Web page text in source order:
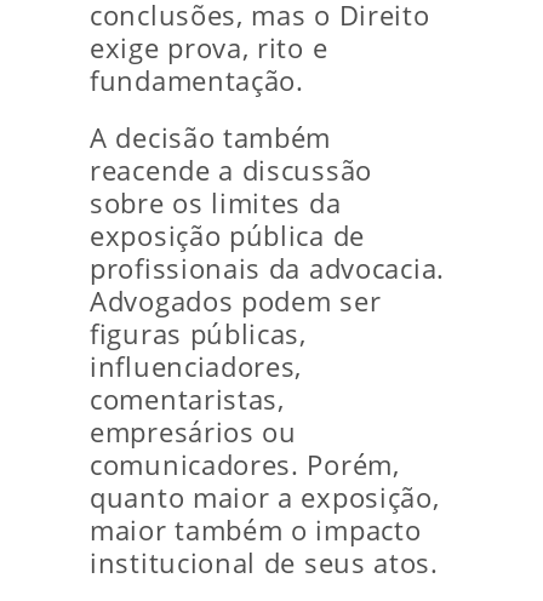
conclusões, mas o Direito
exige prova, rito e
fundamentação.
A decisão também
reacende a discussão
sobre os limites da
exposição pública de
profissionais da advocacia.
Advogados podem ser
figuras públicas,
influenciadores,
comentaristas,
empresários ou
comunicadores. Porém,
quanto maior a exposição,
maior também o impacto
institucional de seus atos.